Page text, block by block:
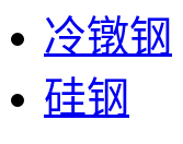
冷镦钢
硅钢